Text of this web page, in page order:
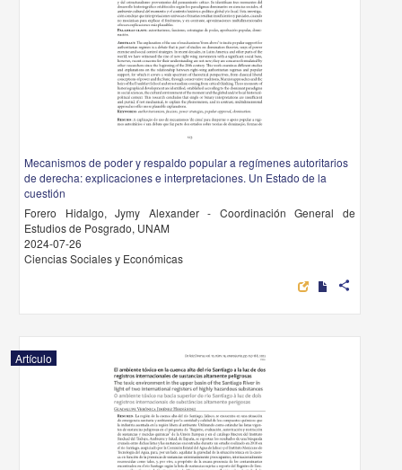
Mecanismos de poder y respaldo popular a regímenes autoritarios
de derecha: explicaciones e interpretaciones. Un Estado de la
cuestión
Forero Hidalgo, Jymy Alexander - Coordinación General de
Estudios de Posgrado, UNAM
2024-07-26
Ciencias Sociales y Económicas
share
Artículo